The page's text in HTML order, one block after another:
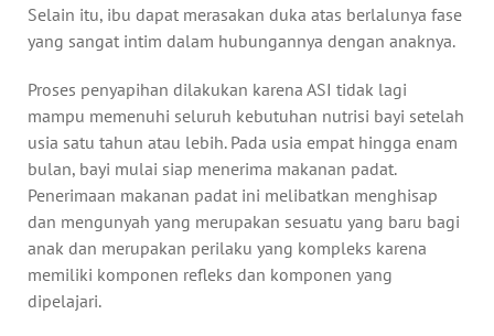
Selain itu, ibu dapat merasakan duka atas berlalunya fase
yang sangat intim dalam hubungannya dengan anaknya.
Proses penyapihan dilakukan karena ASI tidak lagi
mampu memenuhi seluruh kebutuhan nutrisi bayi setelah
usia satu tahun atau lebih. Pada usia empat hingga enam
bulan, bayi mulai siap menerima makanan padat.
Penerimaan makanan padat ini melibatkan menghisap
dan mengunyah yang merupakan sesuatu yang baru bagi
anak dan merupakan perilaku yang kompleks karena
memiliki komponen refleks dan komponen yang
dipelajari.